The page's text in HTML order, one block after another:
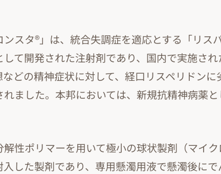
ンスタ®」は、統合失調症を適応とする「リス
て開発された注射剤であり、国内で実施さ
どの精神症状に対して、経口リスペリドンに
れました。本邦においては、新規抗精神病薬
性ポリマーを用いて極小の球状製剤（マイ
入した製剤であり、専用懸濁用液で懸濁後に